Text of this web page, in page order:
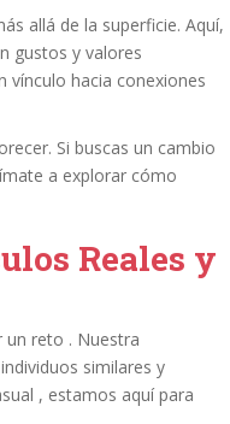
allá de la superficie. Aquí,
gustos y valores
hacia conexiones
Si buscas un cambio
a explorar cómo
Reales y
un reto . Nuestra
similares y
, estamos aquí para